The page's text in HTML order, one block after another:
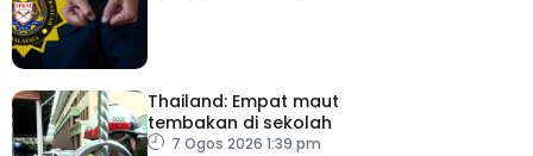
Thailand: Empat maut
tembakan di sekolah
7 Ogos 2026 1:39 pm